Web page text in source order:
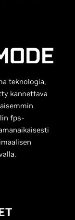
teknologia,
kannettava
fps-